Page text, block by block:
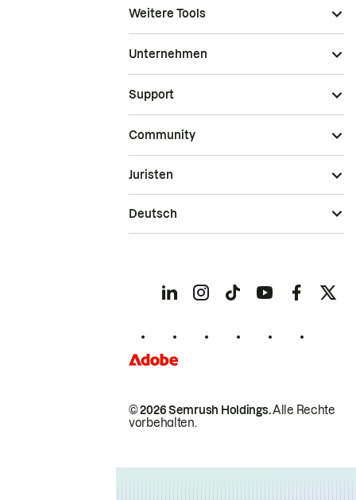
Weitere Tools
Unternehmen
Support
Community
© 2026 Semrush Holdings.Alle Rechte
vorbehalten.
Juristen
Deutsch